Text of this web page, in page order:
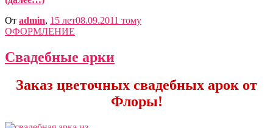
От admin, 15 лет08.09.2011 тому
ОФОРМЛЕНИЕ
Свадебные арки
Заказ цветочных свадебных арок от
Флоры!